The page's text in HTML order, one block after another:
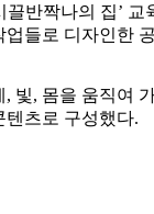
끌반짝나의 집’
들로 디자인한
빛, 몸을 움직여
텐츠로 구성했다.